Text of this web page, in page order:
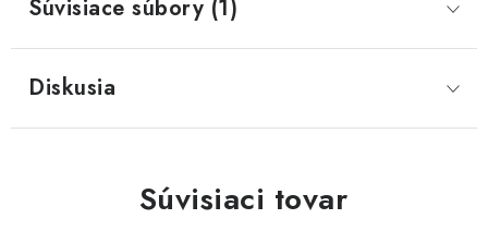
Súvisiace súbory (1)
Diskusia
Súvisiaci tovar